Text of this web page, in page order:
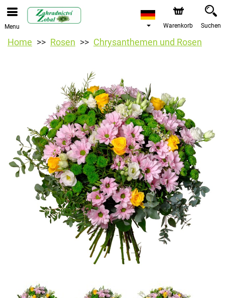
Menu Warenkorb Suchen
Home Rosen Chrysanthemen und Rosen